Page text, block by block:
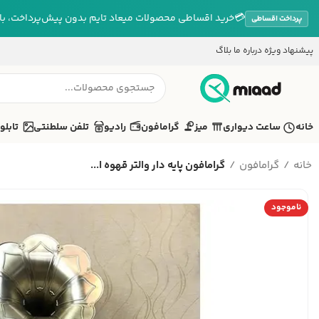
پرداخت اقساطی 💳خرید اقساطی محصولات میعاد تایم بدون پیش‌پرداخت،
پیشنهاد ویژه درباره ما بلاگ
خانه ساعت دیواری میز گرامافون رادیو تلفن سلطنتی تابلو
خانه گرامافون گرامافون پایه دار والتر قهوه ا...
ناموجود